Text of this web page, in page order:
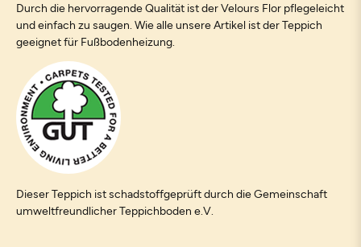
Durch die hervorragende Qualität ist der Velours Flor pflegeleicht
und einfach zu saugen. Wie alle unsere Artikel ist der Teppich
geeignet für Fußbodenheizung.
Dieser Teppich ist schadstoffgeprüft durch die Gemeinschaft
umweltfreundlicher Teppichboden e.V.